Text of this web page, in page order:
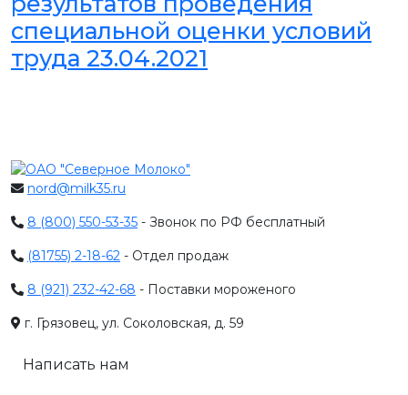
специальной оценки условий
труда 23.04.2021
nord@milk35.ru
8 (800) 550-53-35 - Звонок по РФ бесплатный
(81755) 2-18-62 - Отдел продаж
8 (921) 232-42-68 - Поставки мороженого
г. Грязовец, ул. Соколовская, д. 59
Написать нам